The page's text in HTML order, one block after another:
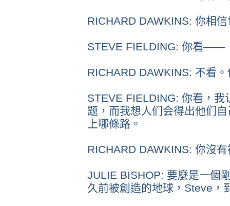
RICHARD DAWKINS: 你相
STEVE FIELDING: 你看——
RICHARD DAWKINS: 不看
STEVE FIELDING: 你看，
题，而我想人们会得出他们
上哪條路。
RICHARD DAWKINS: 你沒
JULIE BISHOP: 要麼是一個
久前被創造的地球，Steve，